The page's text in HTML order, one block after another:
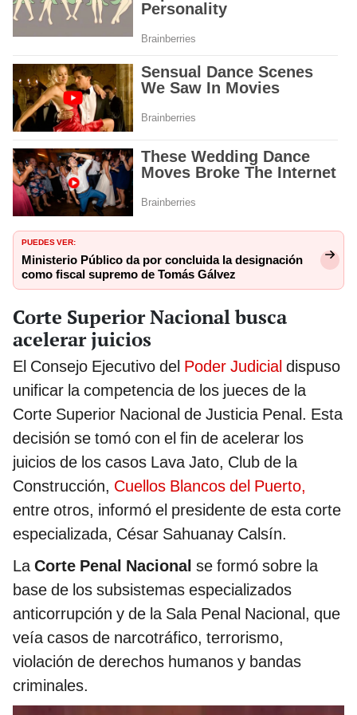
PUEDES VER:
Ministerio Público da por concluida la designación
como fiscal supremo de Tomás Gálvez
Corte Superior Nacional busca
acelerar juicios
El Consejo Ejecutivo del Poder Judicial dispuso
unificar la competencia de los jueces de la
Corte Superior Nacional de Justicia Penal. Esta
decisión se tomó con el fin de acelerar los
juicios de los casos Lava Jato, Club de la
Construcción, Cuellos Blancos del Puerto,
entre otros, informó el presidente de esta corte
especializada, César Sahuanay Calsín.
LaCorte Penal Nacional se formó sobre la
base de los subsistemas especializados
anticorrupción y de la Sala Penal Nacional, que
veía casos de narcotráfico, terrorismo,
violación de derechos humanos y bandas
criminales.